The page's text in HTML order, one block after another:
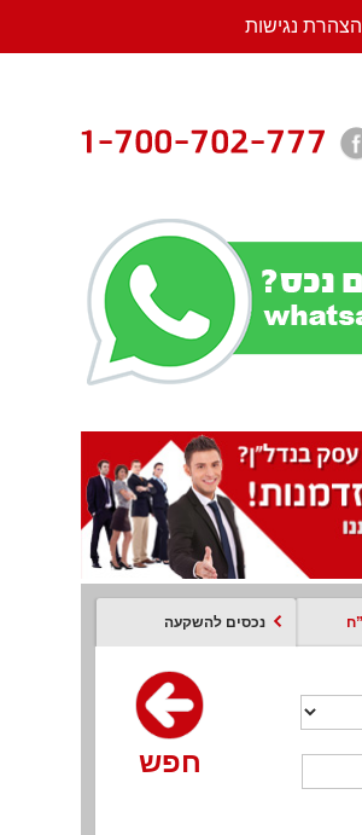
הצהרת נגישות
נכסים להשקעה
חפש
חפש
חפש
חפש חפש חפש
חפש